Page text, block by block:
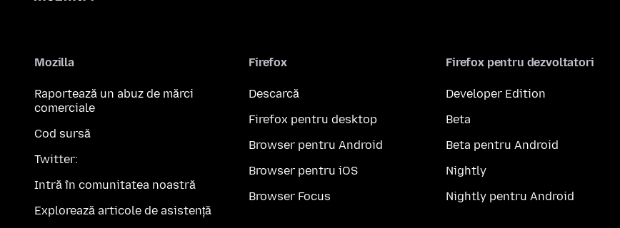
Mozilla
Raportează un abuz de mărci
comerciale
Cod sursă
Twitter:
Intră în comunitatea noastră
Explorează articole de asistență
Firefox
Descarcă
Firefox pentru desktop
Browser pentru Android
Browser pentru iOS
Browser Focus
Firefox pentru dezvoltatori
Developer Edition
Beta
Beta pentru Android
Nightly
Nightly pentru Android